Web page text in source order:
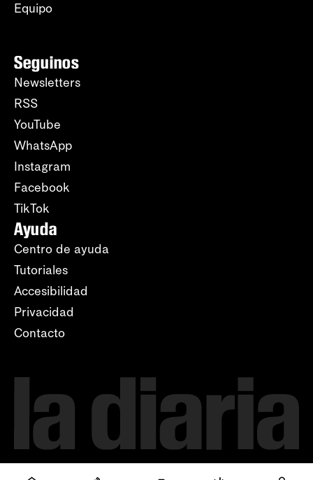
Equipo
Seguinos
Newsletters
RSS
YouTube
WhatsApp
Instagram
Facebook
TikTok
Ayuda
Centro de ayuda
Tutoriales
Accesibilidad
Privacidad
Contacto